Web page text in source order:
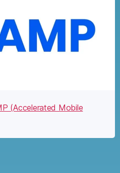
(Accelerated Mobile